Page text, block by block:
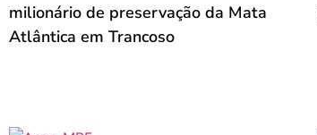
milionário de preservação da Mata
Atlântica em Trancoso